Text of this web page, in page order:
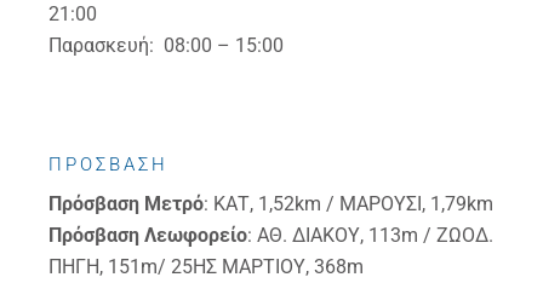
21:00
Παρασκευή: 08:00 – 15:00
ΠΡΟΣΒΑΣΗ
Πρόσβαση Μετρό: ΚΑΤ, 1,52km / ΜΑΡΟΥΣΙ, 1,79km
Πρόσβαση Λεωφορείο: ΑΘ. ΔΙΑΚΟΥ, 113m / ΖΩΟΔ.
ΠΗΓΗ, 151m/ 25ΗΣ ΜΑΡΤΙΟΥ, 368m